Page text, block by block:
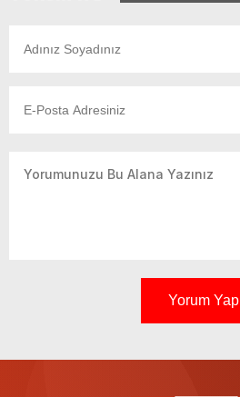
Yorum Yap